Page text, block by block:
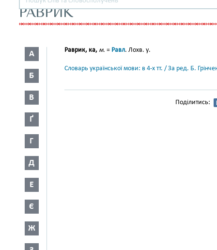
РАВРИК
А
Б
В
Ґ
Г
Д
Е
Є
Ж
Раврик, ка, м. = Равл. Лохв. у.
Словарь української мови: в 4-х тт. / За ред. Б.
Поділитись: